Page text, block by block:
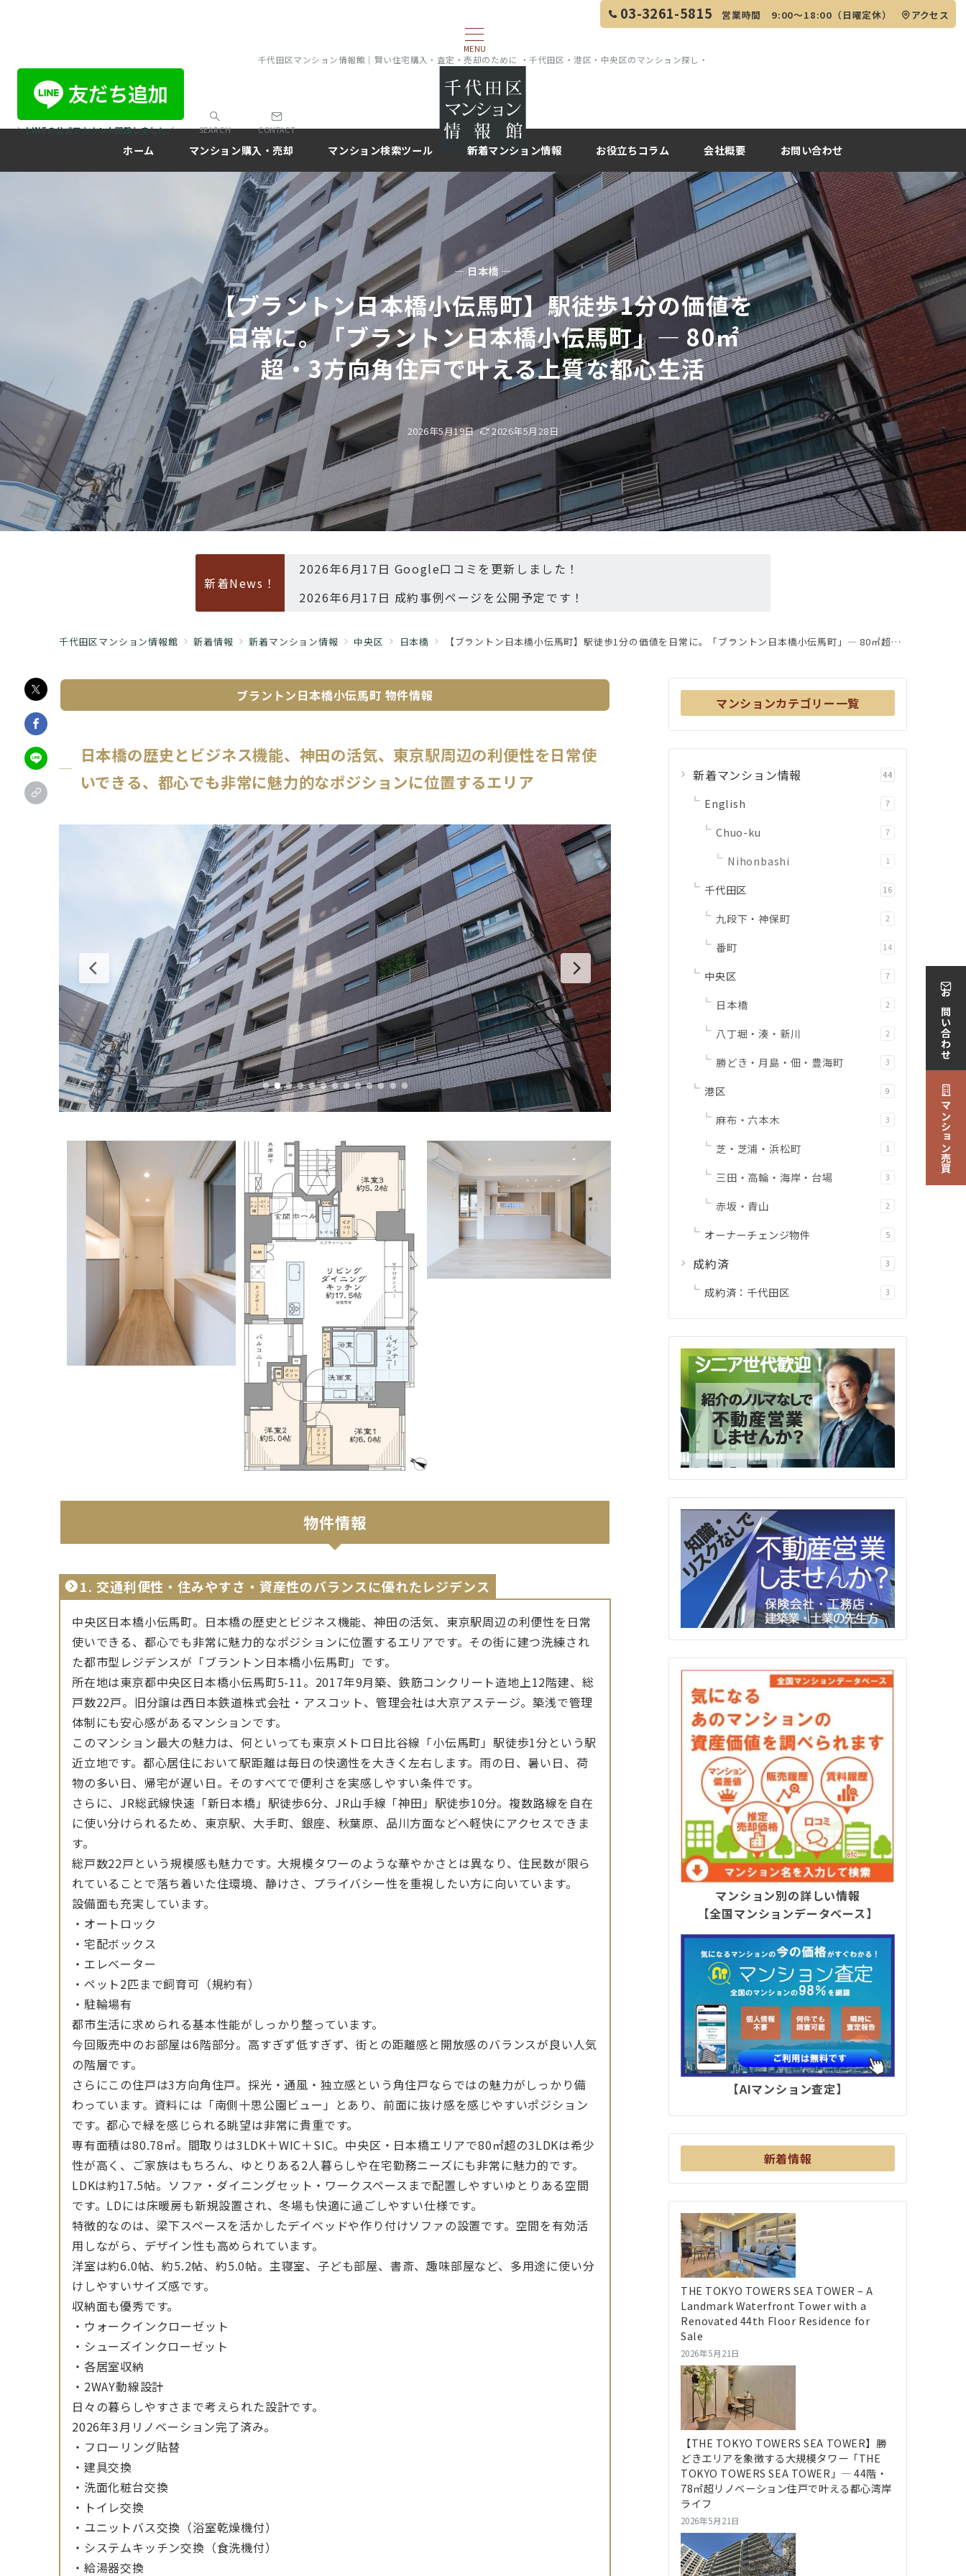
03-3261-5815 営業時間 9:00～18:00（日曜定休） アクセス
MENU
千代田区マンション情報館｜賢い住宅購入・査定・売却のために ・千代田区・港区・中央区のマンション探し・
＼LINEの公式アカウント開設しました／ SEARCH CONTACT
ホーム マンション購入・売却 マンション検索ツール 新着マンション情報 お役立ちコラム 会社概要 お問い合わせ
— 日本橋 —
【ブラントン日本橋小伝馬町】駅徒歩1分の価値を
日常に。「ブラントン日本橋小伝馬町」― 80㎡
超・3方向角住戸で叶える上質な都心生活
2026年5月19日 2026年5月28日
新着News！
2026年6月17日 Google口コミを更新しました！
2026年6月17日 成約事例ページを公開予定です！
千代田区マンション情報館 新着情報 新着マンション情報 中央区 日本橋 【ブラントン日本橋小伝馬町】駅徒歩1分の価値を日常に。「ブラントン日本橋小伝馬町」― 80㎡超・3方向角住戸で叶える上質な都心生活
ブラントン日本橋小伝馬町 物件情報
日本橋の歴史とビジネス機能、神田の活気、東京駅周辺の利便性を日常使
いできる、都心でも非常に魅力的なポジションに位置するエリア
物件情報
1. 交通利便性・住みやすさ・資産性のバランスに優れたレジデンス
中央区日本橋小伝馬町。日本橋の歴史とビジネス機能、神田の活気、東京駅周辺の利便性を日常
使いできる、都心でも非常に魅力的なポジションに位置するエリアです。その街に建つ洗練され
た都市型レジデンスが「ブラントン日本橋小伝馬町」です。
所在地は東京都中央区日本橋小伝馬町5-11。2017年9月築、鉄筋コンクリート造地上12階建、総
戸数22戸。旧分譲は西日本鉄道株式会社・アスコット、管理会社は大京アステージ。築浅で管理
体制にも安心感があるマンションです。
このマンション最大の魅力は、何といっても東京メトロ日比谷線「小伝馬町」駅徒歩1分という駅
近立地です。都心居住において駅距離は毎日の快適性を大きく左右します。雨の日、暑い日、荷
物の多い日、帰宅が遅い日。そのすべてで便利さを実感しやすい条件です。
さらに、JR総武線快速「新日本橋」駅徒歩6分、JR山手線「神田」駅徒歩10分。複数路線を自在
に使い分けられるため、東京駅、大手町、銀座、秋葉原、品川方面などへ軽快にアクセスできま
す。
総戸数22戸という規模感も魅力です。大規模タワーのような華やかさとは異なり、住民数が限ら
れていることで落ち着いた住環境、静けさ、プライバシー性を重視したい方に向いています。
設備面も充実しています。
・オートロック
・宅配ボックス
・エレベーター
・ペット2匹まで飼育可（規約有）
・駐輪場有
都市生活に求められる基本性能がしっかり整っています。
今回販売中のお部屋は6階部分。高すぎず低すぎず、街との距離感と開放感のバランスが良い人気
の階層です。
さらにこの住戸は3方向角住戸。採光・通風・独立感という角住戸ならではの魅力がしっかり備
わっています。資料には「南側十思公園ビュー」とあり、前面に抜け感を感じやすいポジション
です。都心で緑を感じられる眺望は非常に貴重です。
専有面積は80.78㎡。間取りは3LDK＋WIC＋SIC。中央区・日本橋エリアで80㎡超の3LDKは希少
性が高く、ご家族はもちろん、ゆとりある2人暮らしや在宅勤務ニーズにも非常に魅力的です。
LDKは約17.5帖。ソファ・ダイニングセット・ワークスペースまで配置しやすいゆとりある空間
です。LDには床暖房も新規設置され、冬場も快適に過ごしやすい仕様です。
特徴的なのは、梁下スペースを活かしたデイベッドや作り付けソファの設置です。空間を有効活
用しながら、デザイン性も高められています。
洋室は約6.0帖、約5.2帖、約5.0帖。主寝室、子ども部屋、書斎、趣味部屋など、多用途に使い分
けしやすいサイズ感です。
収納面も優秀です。
・ウォークインクローゼット
・シューズインクローゼット
・各居室収納
・2WAY動線設計
日々の暮らしやすさまで考えられた設計です。
2026年3月リノベーション完了済み。
・フローリング貼替
・建具交換
・洗面化粧台交換
・トイレ交換
・ユニットバス交換（浴室乾燥機付）
・システムキッチン交換（食洗機付）
・給湯器交換
マンションカテゴリー一覧
新着マンション情報 44
English 7
Chuo-ku 7
Nihonbashi 1
千代田区 16
九段下・神保町 2
番町 14
中央区 7
日本橋 2
八丁堀・湊・新川 2
勝どき・月島・佃・豊海町 3
港区 9
麻布・六本木 3
芝・芝浦・浜松町 1
三田・高輪・海岸・台場 3
赤坂・青山 2
オーナーチェンジ物件 5
成約済 3
成約済：千代田区 3
マンション別の詳しい情報
【全国マンションデータベース】
【AIマンション査定】
新着情報
THE TOKYO TOWERS SEA TOWER – A
Landmark Waterfront Tower with a
Renovated 44th Floor Residence for
Sale
2026年5月21日
【THE TOKYO TOWERS SEA TOWER】勝
どきエリアを象徴する大規模タワー「THE
TOKYO TOWERS SEA TOWER」― 44階・
78㎡超リノベーション住戸で叶える都心湾岸
ライフ
2026年5月21日
お問い合わせ
マンション売買